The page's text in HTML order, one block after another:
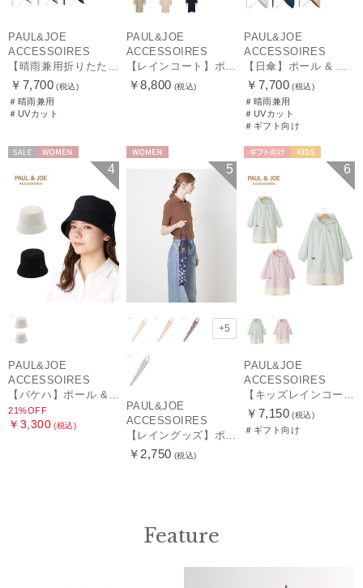
PAUL&JOE
ACCESSOIRES
【晴雨兼用折りたたみ日傘】ポール & ジョー (PAUL & JOE ACCESSOIRES) クリザンテームワンポイントフリル 一級遮光99.99% 遮熱 UV 晴雨兼用
￥7,700 (税込)
＃晴雨兼用
＃UVカット
PAUL&JOE
ACCESSOIRES
【レインコート】ポール & ジョー（PAUL & JOE ACCESSOIRES）クリザンテーム
￥8,800 (税込)
PAUL&JOE
ACCESSOIRES
【日傘】ポール & ジョー (PAUL & JOE ACCESSOIRES) クリザンテームワンポイント フリル【公式ムーンバット】雨の日OK スライド式 一級遮光 遮熱 UV
￥7,700 (税込)
＃晴雨兼用
＃UVカット
＃ギフト向け
4
PAUL&JOE
ACCESSOIRES
【バケハ】ポール & ジョー (PAUL & JOE ACCESSOIRES) レースバケハ
21%OFF
￥3,300 (税込)
5
+5
PAUL&JOE
ACCESSOIRES
【レイングッズ】ポール & ジョー (PAUL & JOE ACCESSOIRES) ドット ヌネット 猫 傘袋 【公式ムーンバット】 撥水 吸水 折りたたみ傘 長傘 長短タイプ 兼用
￥2,750 (税込)
6
PAUL&JOE
ACCESSOIRES
【キッズレインコート】ポール＆ジョー（PAUL & JOE ACCESSOIRES）ワンポイントヌネット
￥7,150 (税込)
＃ギフト向け
Feature